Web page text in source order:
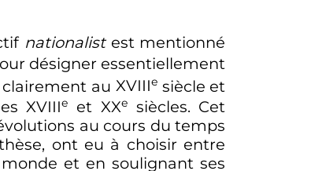
nationalistest mentionné
désigner essentiellement
au XVIIIe siècle et
XVIIIe et XXe siècles. Cet
au cours du temps
ont eu à choisir entre
et en soulignant ses